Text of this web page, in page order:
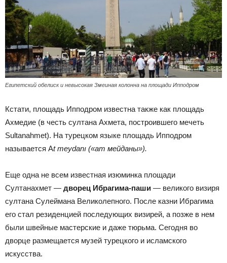
Египетский обелиск и невысокая Змеиная колонна на площади Ипподром
Кстати, площадь Ипподром известна также как площадь
Ахмедие (в честь султана Ахмета, построившего мечеть
Sultanahmet). На турецком языке площадь Ипподром
называется At meydanı («ат мейданы»).
Еще одна не всем известная изюминка площади
Султанахмет — дворец Ибрагима-паши — великого визиря
султана Сулеймана Великолепного. После казни Ибрагима
его стал резиденцией последующих визирей, а позже в нем
были швейные мастерские и даже тюрьма. Сегодня во
дворце размещается музей турецкого и исламского
искусства.